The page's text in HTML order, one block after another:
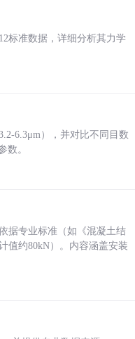
标准数据，详细分析其力学
6.3μm），并对比不同目数
数。
据专业标准（如《混凝土结
值约80kN）。内容涵盖安装